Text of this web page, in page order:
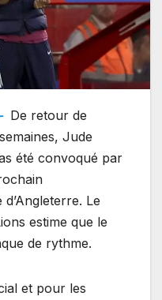
De retour de
Jude
été convoqué par
d’Angleterre. Le
estime que le
de rythme.
et pour les